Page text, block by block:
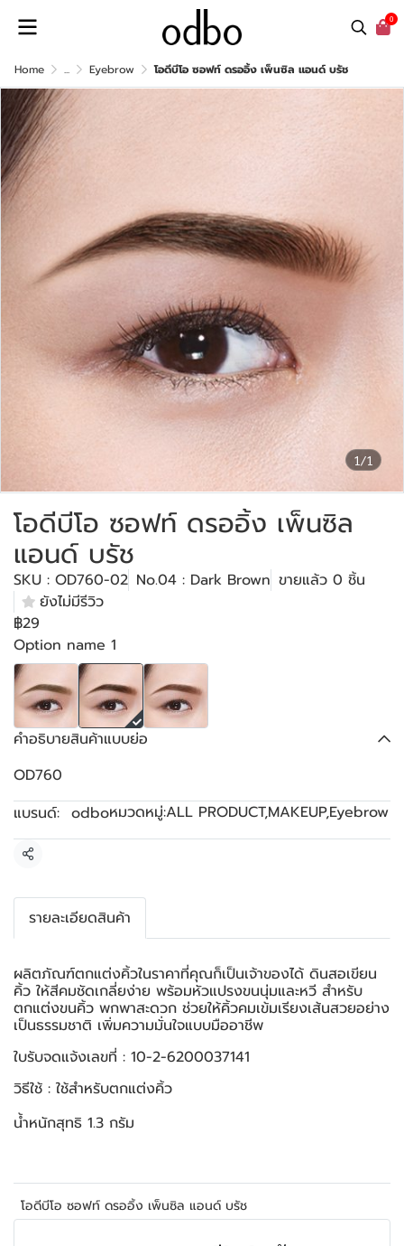
0
Home ... Eyebrow โอดีบีโอ ซอฟท์ ดรออิ้ง เพ็นซิล แอนด์ บรัช
1/1
โอดีบีโอ ซอฟท์ ดรออิ้ง เพ็นซิล
แอนด์ บรัช
SKU : OD760-02 No.04 : Dark Brown ขายแล้ว 0 ชิ้น
ยังไม่มีรีวิว
฿29
Option name 1
คำอธิบายสินค้าแบบย่อ
OD760
แบรนด์: odboหมวดหมู่:ALL PRODUCT,MAKEUP,Eyebrow
แชร์
รายละเอียดสินค้า
ผลิตภัณฑ์ตกแต่งคิ้วในราคาที่คุณก็เป็นเจ้าของได้ ดินสอเขียน
คิ้ว ให้สีคมชัดเกลี่ยง่าย พร้อมหัวแปรงขนนุ่มและหวี สำหรับ
ตกแต่งขนคิ้ว พกพาสะดวก ช่วยให้คิ้วคมเข้มเรียงเส้นสวยอย่าง
เป็นธรรมชาติ เพิ่มความมั่นใจแบบมืออาชีพ
ใบรับจดแจ้งเลขที่ : 10-2-6200037141
วิธีใช้ : ใช้สำหรับตกแต่งคิ้ว
น้ำหนักสุทธิ 1.3 กรัม
โอดีบีโอ ซอฟท์ ดรออิ้ง เพ็นซิล แอนด์ บรัช